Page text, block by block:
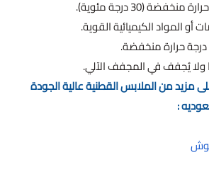
(30 درجة مئوية).
أو المواد الكيميائية القوية.
حرارة منخفضة.
ولا يُجفف في المجفف الآلي.
مزيد من الملابس القطنية عالية الجودة
: